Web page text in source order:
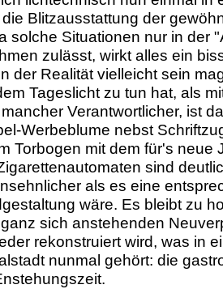
Blitzausstattung der
solche Situationen nur in der
zulässt, wirkt alles ein
der Realität vielleicht sein
Tageslicht zu tun hat, als
Verantwortlicher, ist
Werbeblume nebst
Torbogen mit dem für's neue
sind
als es eine
wäre. Es bleibt zu
sich anstehenden
rekonstruiert wird, was in
nunmal gehört: die